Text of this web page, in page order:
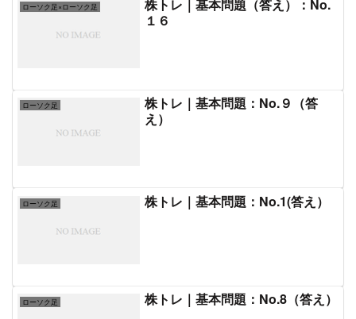
ローソク足×ローソク足
株トレ｜基本問題（答え）：No.
１６
ローソク足
株トレ｜基本問題：No.９（答
え）
ローソク足 株トレ｜基本問題：No.1(答え）
ローソク足 株トレ｜基本問題：No.8（答え）